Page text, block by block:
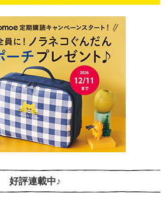
好評連載中♪